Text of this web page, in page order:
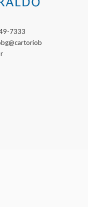
7333